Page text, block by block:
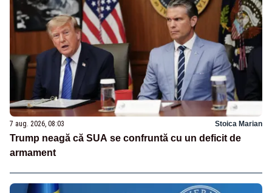
7 aug. 2026, 08:03 Stoica Marian
Trump neagă că SUA se confruntă cu un deficit de
armament